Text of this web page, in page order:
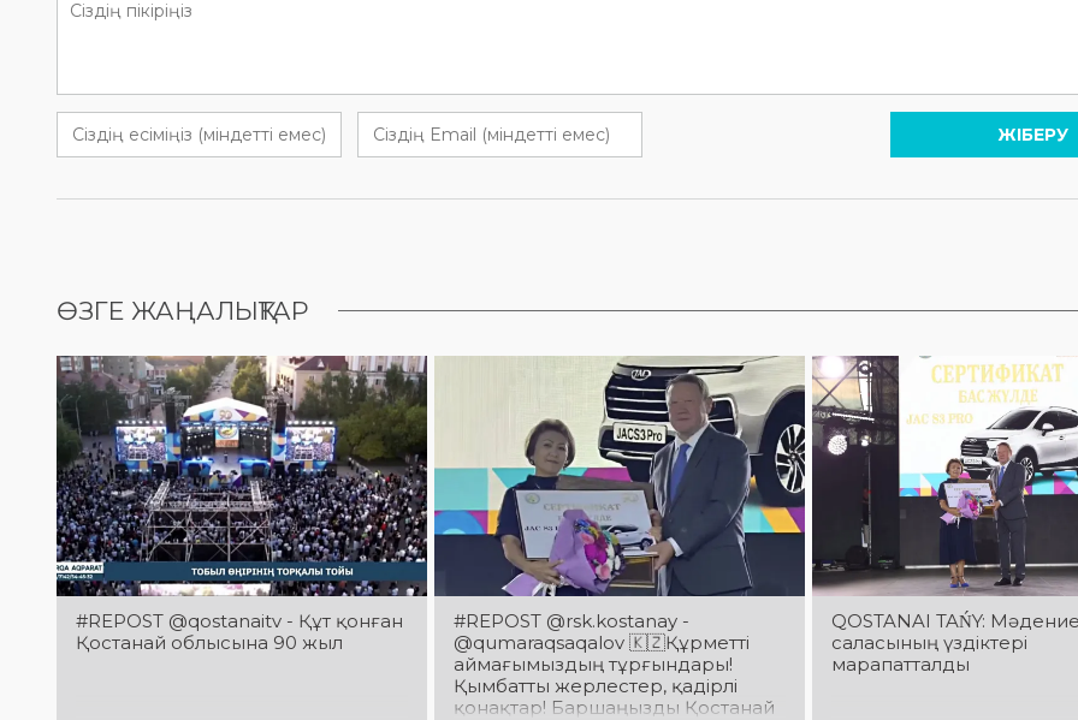
ЖІБЕРУ
ӨЗГЕ ЖАҢАЛЫҚТАР
#REPOST @qostanaitv - Құт қонған
Қостанай облысына 90 жыл
#REPOST @rsk.kostanay -
@qumaraqsaqalov 🇰🇿Құрметті
аймағымыздың тұрғындары!
Қымбатты жерлестер, қадірлі
қонақтар! Баршаңызды Қостанай
QOSTANAI TAŃY:
саласының үздіктері
марапатталды